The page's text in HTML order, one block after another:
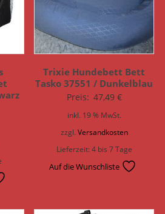
Trixie Hundebett Bett
Tasko 37551 / Dunkelblau
Preis: 47,49 €
inkl. 19 % MwSt.
zzgl. Versandkosten
Lieferzeit:4 bis 7 Tage
Auf die Wunschliste